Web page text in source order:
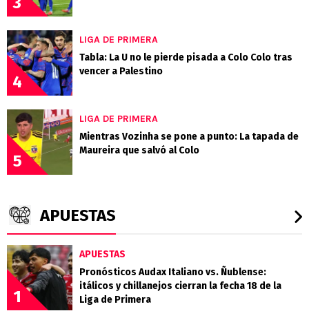
4
LIGA DE PRIMERA
Tabla: La U no le pierde pisada a Colo Colo tras
vencer a Palestino
5
LIGA DE PRIMERA
Mientras Vozinha se pone a punto: La tapada de
Maureira que salvó al Colo
APUESTAS
1
APUESTAS
Pronósticos Audax Italiano vs. Ñublense:
itálicos y chillanejos cierran la fecha 18 de la
Liga de Primera